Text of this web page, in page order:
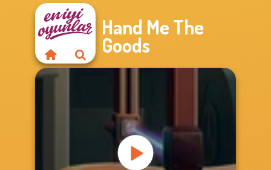
Hand Me The
Goods